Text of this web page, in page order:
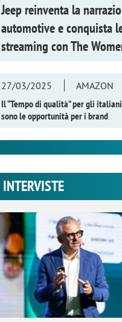
Jeep reinventa la
automotive e conquista
streaming conThe
27/03/2025
AMAZON
Il “Tempo di qualità” per gli
sono le opportunità per i brand
INTERVISTE